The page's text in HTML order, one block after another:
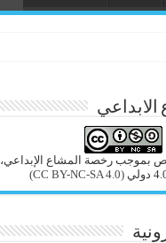
بموجب رخصة المشاع الإبداعي،
(CC BY-NC-SA 4.0)